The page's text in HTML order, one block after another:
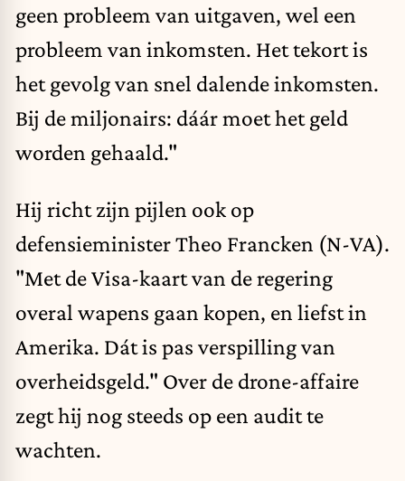
geen probleem van uitgaven, wel een
probleem van inkomsten. Het tekort is
het gevolg van snel dalende inkomsten.
Bij de miljonairs: dáár moet het geld
worden gehaald."
Hij richt zijn pijlen ook op
defensieminister Theo Francken (N-VA).
"Met de Visa-kaart van de regering
overal wapens gaan kopen, en liefst in
Amerika. Dát is pas verspilling van
overheidsgeld." Over de drone-affaire
zegt hij nog steeds op een audit te
wachten.